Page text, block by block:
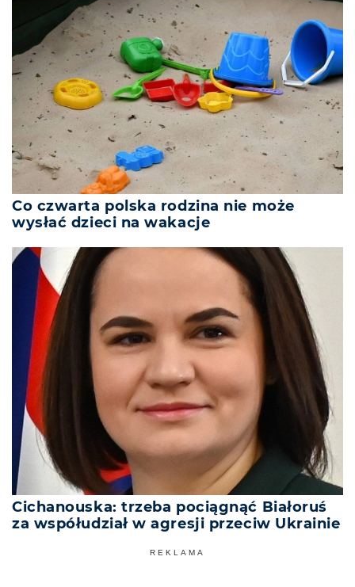
Co czwarta polska rodzina nie może
wysłać dzieci na wakacje
Cichanouska: trzeba pociągnąć Białoruś
za współudział w agresji przeciw Ukrainie
REKLAMA